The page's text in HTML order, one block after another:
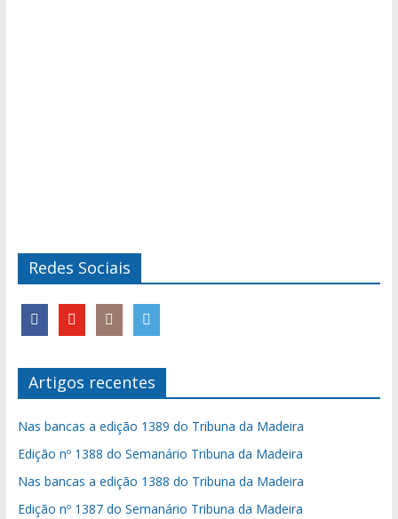
Redes Sociais
Artigos recentes
Nas bancas a edição 1389 do Tribuna da Madeira
Edição nº 1388 do Semanário Tribuna da Madeira
Nas bancas a edição 1388 do Tribuna da Madeira
Edição nº 1387 do Semanário Tribuna da Madeira